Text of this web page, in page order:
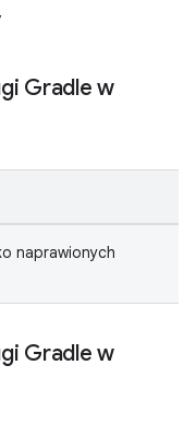
Gradle w
naprawionych
Gradle w